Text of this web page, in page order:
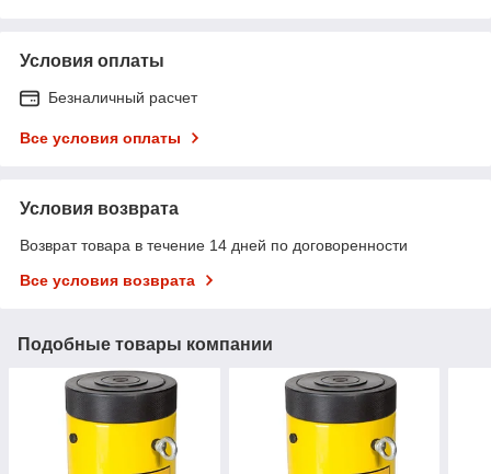
Условия оплаты
Безналичный расчет
Все условия оплаты
Условия возврата
Возврат товара в течение 14 дней по договоренности
Все условия возврата
Подобные товары компании